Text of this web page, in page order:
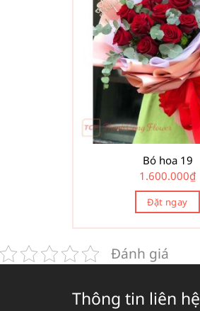
Bó hoa 19
1.600.000₫
Đặt ngay
Đánh giá
Thông tin liên hệ